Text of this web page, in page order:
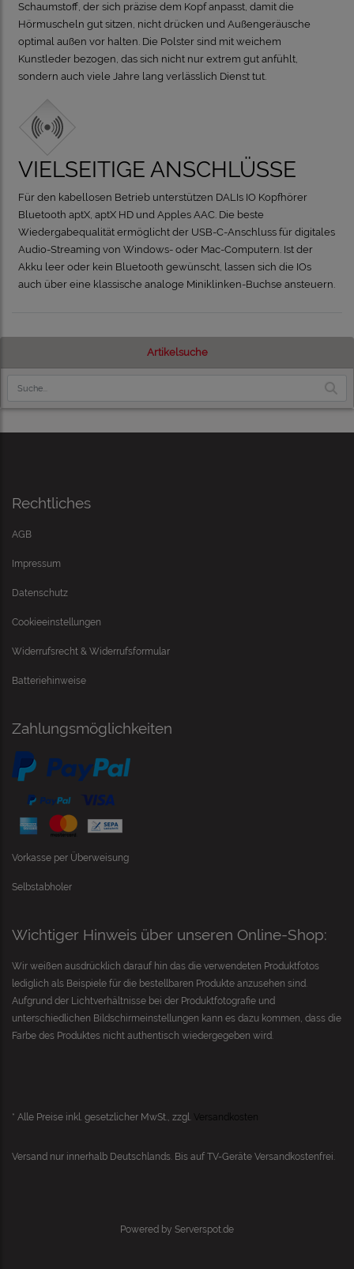
Schaumstoff, der sich präzise dem Kopf anpasst, damit die
Hörmuscheln gut sitzen, nicht drücken und Außengeräusche
optimal außen vor halten. Die Polster sind mit weichem
Kunstleder bezogen, das sich nicht nur extrem gut anfühlt,
sondern auch viele Jahre lang verlässlich Dienst tut.
VIELSEITIGE ANSCHLÜSSE
Für den kabellosen Betrieb unterstützen DALIs IO Kopfhörer
Bluetooth aptX, aptX HD und Apples AAC. Die beste
Wiedergabequalität ermöglicht der USB-C-Anschluss für digitales
Audio-Streaming von Windows- oder Mac-Computern. Ist der
Akku leer oder kein Bluetooth gewünscht, lassen sich die IOs
auch über eine klassische analoge Miniklinken-Buchse ansteuern.
Artikelsuche
Rechtliches
AGB
Impressum
Datenschutz
Cookieeinstellungen
Widerrufsrecht & Widerrufsformular
Batteriehinweise
Zahlungsmöglichkeiten
Vorkasse per Überweisung
Selbstabholer
Wichtiger Hinweis über unseren Online-Shop:
Wir weißen ausdrücklich darauf hin das die verwendeten Produktfotos
lediglich als Beispiele für die bestellbaren Produkte anzusehen sind.
Aufgrund der Lichtverhältnisse bei der Produktfotografie und
unterschiedlichen Bildschirmeinstellungen kann es dazu kommen, dass die
Farbe des Produktes nicht authentisch wiedergegeben wird.
* Alle Preise inkl. gesetzlicher MwSt., zzgl. Versandkosten
Versand nur innerhalb Deutschlands. Bis auf TV-Geräte Versandkostenfrei.
Powered by Serverspot.de